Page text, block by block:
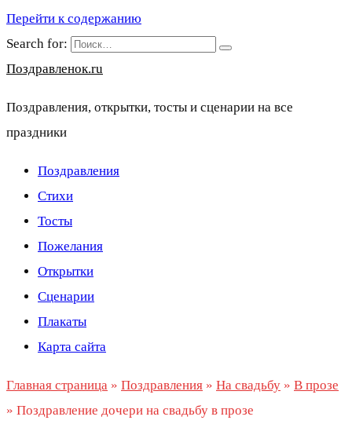
Перейти к содержанию
Search for:
Поздравленок.ru
Поздравления, открытки, тосты и сценарии на все
праздники
Поздравления
Стихи
Тосты
Пожелания
Открытки
Сценарии
Плакаты
Карта сайта
Главная страница » Поздравления » На свадьбу » В прозе
» Поздравление дочери на свадьбу в прозе